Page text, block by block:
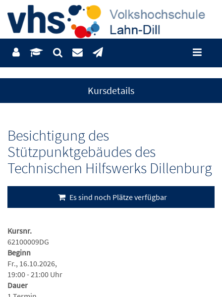
Kursdetails
Besichtigung des
Stützpunktgebäudes des
Technischen Hilfswerks Dillenburg
Es sind noch Plätze verfügbar
Kursnr.
62100009DG
Beginn
Fr., 16.10.2026,
19:00 - 21:00 Uhr
Dauer